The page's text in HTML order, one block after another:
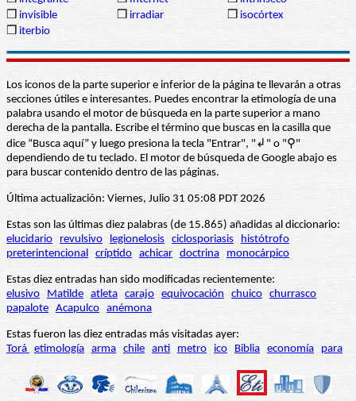
❒ invisible ❒ irradiar ❒ isocórtex
❒ iterbio
Los iconos de la parte superior e inferior de la página te llevarán a otras
secciones útiles e interesantes. Puedes encontrar la etimología de una
palabra usando el motor de búsqueda en la parte superior a mano
derecha de la pantalla. Escribe el término que buscas en la casilla que
dice “Busca aquí” y luego presiona la tecla "Entrar", "↲" o "⚲"
dependiendo de tu teclado. El motor de búsqueda de Google abajo es
para buscar contenido dentro de las páginas.
Última actualización: Viernes, Julio 31 05:08 PDT 2026
Estas son las últimas diez palabras (de 15.865) añadidas al diccionario:
elucidario
revulsivo legionelosis ciclosporiasis
histótrofo
preterintencional críptido achicar doctrina monocárpico
Estas diez entradas han sido modificadas recientemente:
elusivo
Matilde atleta carajo equivocación chuico churrasco
papalote Acapulco anémona
Estas fueron las diez entradas más visitadas ayer:
Torá etimología arma chile anti metro ico Biblia economía para